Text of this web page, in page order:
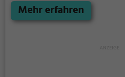
Mehr erfahren